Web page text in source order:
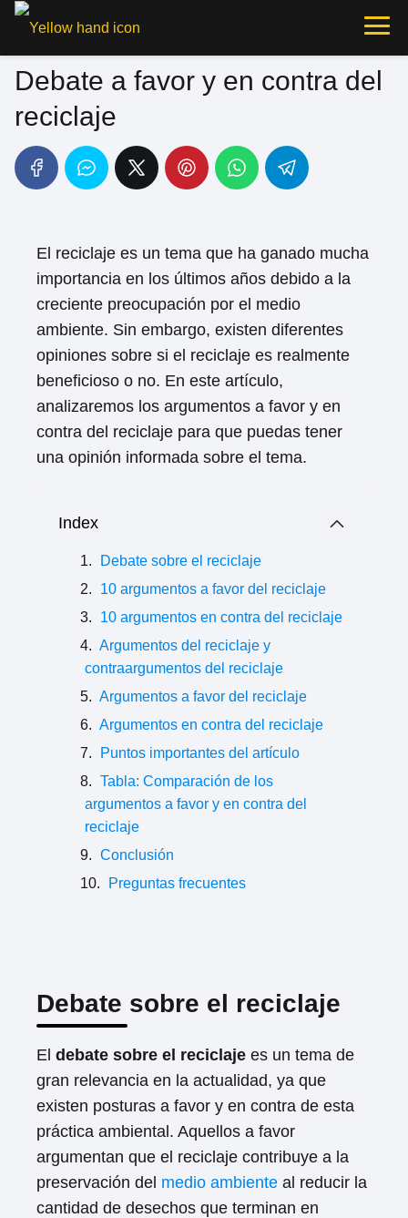
Debate a favor y en contra del
reciclaje
El reciclaje es un tema que ha ganado mucha
importancia en los últimos años debido a la
creciente preocupación por el medio
ambiente. Sin embargo, existen diferentes
opiniones sobre si el reciclaje es realmente
beneficioso o no. En este artículo,
analizaremos los argumentos a favor y en
contra del reciclaje para que puedas tener
una opinión informada sobre el tema.
Index
Debate sobre el reciclaje
10 argumentos a favor del reciclaje
10 argumentos en contra del reciclaje
Argumentos del reciclaje y
contraargumentos del reciclaje
Argumentos a favor del reciclaje
Argumentos en contra del reciclaje
Puntos importantes del artículo
Tabla: Comparación de los
argumentos a favor y en contra del
reciclaje
Conclusión
Preguntas frecuentes
Debate sobre el reciclaje
El debate sobre el reciclaje es un tema de
gran relevancia en la actualidad, ya que
existen posturas a favor y en contra de esta
práctica ambiental. Aquellos a favor
argumentan que el reciclaje contribuye a la
preservación del medio ambiente al reducir la
cantidad de desechos que terminan en